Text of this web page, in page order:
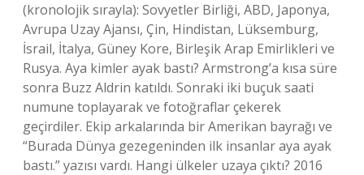
(kronolojik sırayla): Sovyetler Birliği, ABD, Japonya,
Avrupa Uzay Ajansı, Çin, Hindistan, Lüksemburg,
İsrail, İtalya, Güney Kore, Birleşik Arap Emirlikleri ve
Rusya. Aya kimler ayak bastı? Armstrong’a kısa süre
sonra Buzz Aldrin katıldı. Sonraki iki buçuk saati
numune toplayarak ve fotoğraflar çekerek
geçirdiler. Ekip arkalarında bir Amerikan bayrağı ve
“Burada Dünya gezegeninden ilk insanlar aya ayak
bastı.” yazısı vardı. Hangi ülkeler uzaya çıktı? 2016